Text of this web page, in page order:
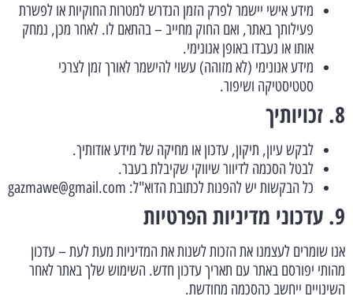
מידע אישי יישמר לפרק הזמן הנדרש למטרות החוקיות או לפשרת
פעילותך באתר, ואם החוק מחייב – בהתאם לו. לאחר מכן, נמחק
אותו או נעבדו באופן אנונימי.
מידע אנונימי (לא מזוהה) עשוי להישמר לאורך זמן לצרכי
סטטיסטיקה ושיפור.
8. זכויותיך
לבקש עיון, תיקון, עדכון או מחיקה של מידע אודותיך.
לבטל הסכמה לדיוור שיווקי שקיבלת בעבר.
כל הבקשות יש להפנות לכתובת הדוא"ל: gazmawe@gmail.com
9. עדכוני מדיניות הפרטיות
אנו שומרים לעצמנו את הזכות לשנות את המדיניות מעת לעת – עדכון
מהותי יפורסם באתר עם תאריך עדכון חדש. השימוש שלך באתר לאחר
השינויים ייחשב כהסכמה מחודשת.